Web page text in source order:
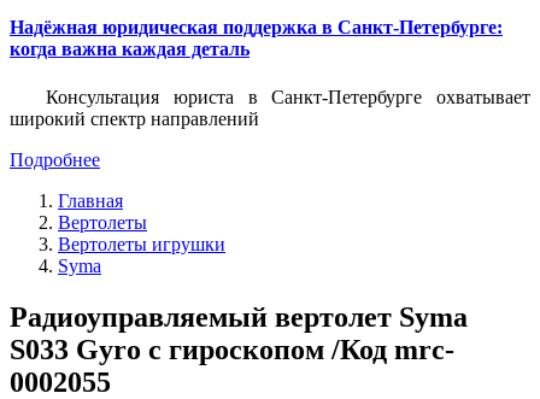
Надёжная юридическая поддержка в Санкт-Петербурге:
когда важна каждая деталь
Консультация юриста в Санкт-Петербурге охватывает
широкий спектр направлений
Подробнее
Главная
Вертолеты
Вертолеты игрушки
Syma
Радиоуправляемый вертолет Syma
S033 Gyro с гироскопом /Код mrc-
0002055